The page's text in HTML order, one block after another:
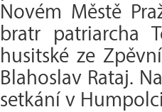
Novém Městě
bratr patriarcha
husitské ze
Blahoslav Rataj.
setkání v